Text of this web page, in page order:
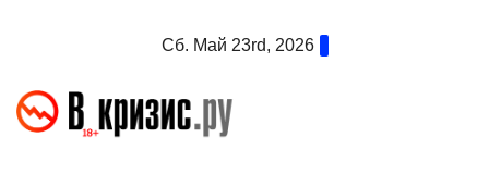
Сб. Май 23rd, 2026